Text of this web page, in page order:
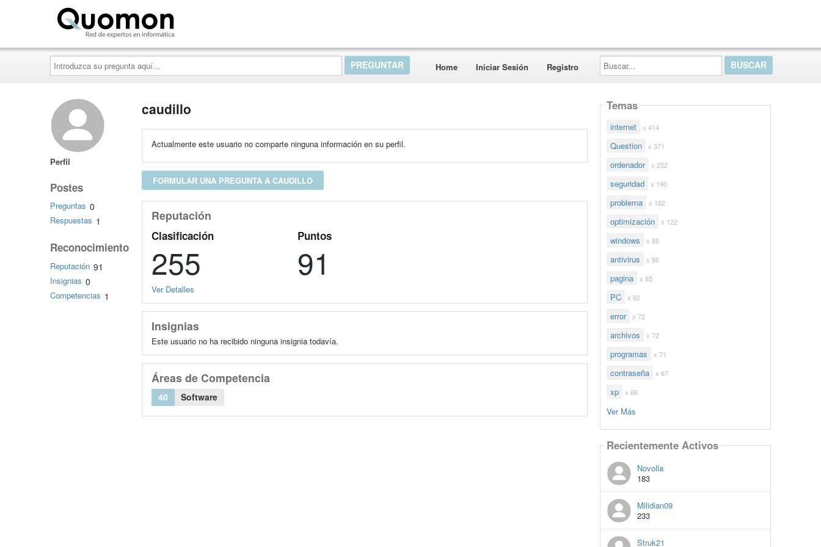
Introduzca
su
pregunta
aquí...
Home Iniciar Sesión Registro
Buscar...
Perfil
Postes
Preguntas 0
Respuestas 1
Reconocimiento
Reputación 91
Insignias 0
Competencias 1
caudillo
Actualmente este usuario no comparte ninguna información en su perfil.
FORMULAR UNA PREGUNTA A CAUDILLO
Reputación
Clasificación
255
Puntos
91
Ver Detalles
Insignias
Este usuario no ha recibido ninguna insignia todavía.
Áreas de Competencia
40 Software
Temas
internet x 414
Question x 371
ordenador x 252
seguridad x 190
problema x 182
optimización x 122
windows x 88
antivirus x 86
pagina x 85
PC x 82
error x 72
archivos x 72
programas x 71
contraseña x 67
xp x 66
Ver Más
Recientemente Activos
Novolla
183
Milidian09
233
Struk21